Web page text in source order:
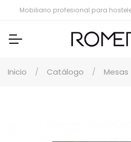
Mobiliario profesional para
Inicio Catálogo Mesas